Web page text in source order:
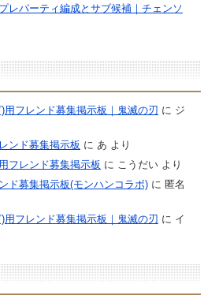
レパーティ編成とサブ候補｜チェンソ
用フレンド募集掲示板｜鬼滅の刃 に ジ
ンド募集掲示板 に あ より
フレンド募集掲示板 に こうだいより
ド募集掲示板(モンハンコラボ)に 匿名
用フレンド募集掲示板｜鬼滅の刃 に イ